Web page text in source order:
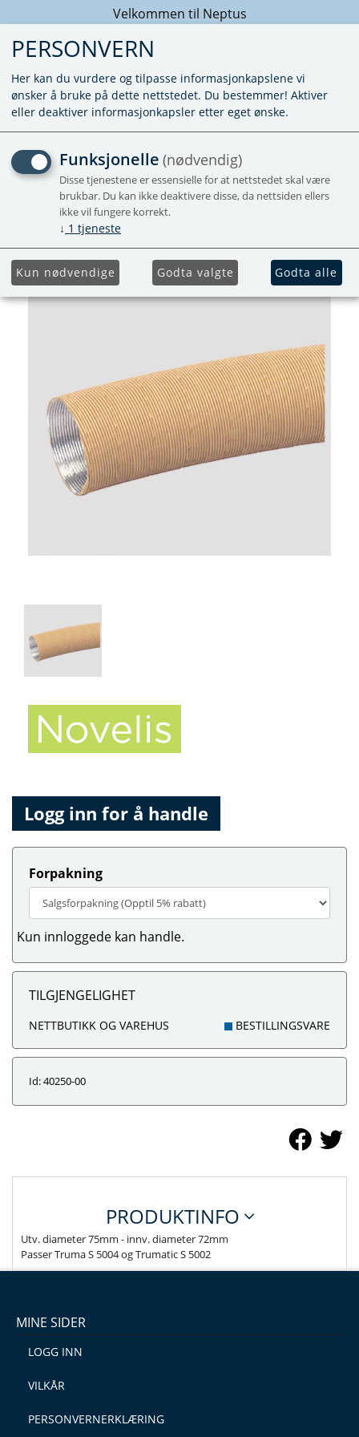
Velkommen til Neptus
LUFTSLANGE ÜR 5 Ø75MM
APP
Passer S 5004 og Trumatic S 5002
Logg inn for å handle
Forpakning
Kun innloggede kan handle.
TILGJENGELIGHET
NETTBUTIKK OG VAREHUS BESTILLINGSVARE
Id: 40250-00
PRODUKTINFO
Utv. diameter 75mm - innv. diameter 72mm
Passer Truma S 5004 og Trumatic S 5002
MINE SIDER
LOGG INN
VILKÅR
PERSONVERNERKLÆRING
PERSONVERN
Her kan du vurdere og tilpasse informasjonkapslene vi
ønsker å bruke på dette nettstedet. Du bestemmer! Aktiver
eller deaktiver informasjonkapsler etter eget ønske.
Funksjonelle (nødvendig)
Disse tjenestene er essensielle for at nettstedet skal være
brukbar. Du kan ikke deaktivere disse, da nettsiden ellers
ikke vil fungere korrekt.
↓ 1 tjeneste
Kun nødvendige Godta valgte Godta alle